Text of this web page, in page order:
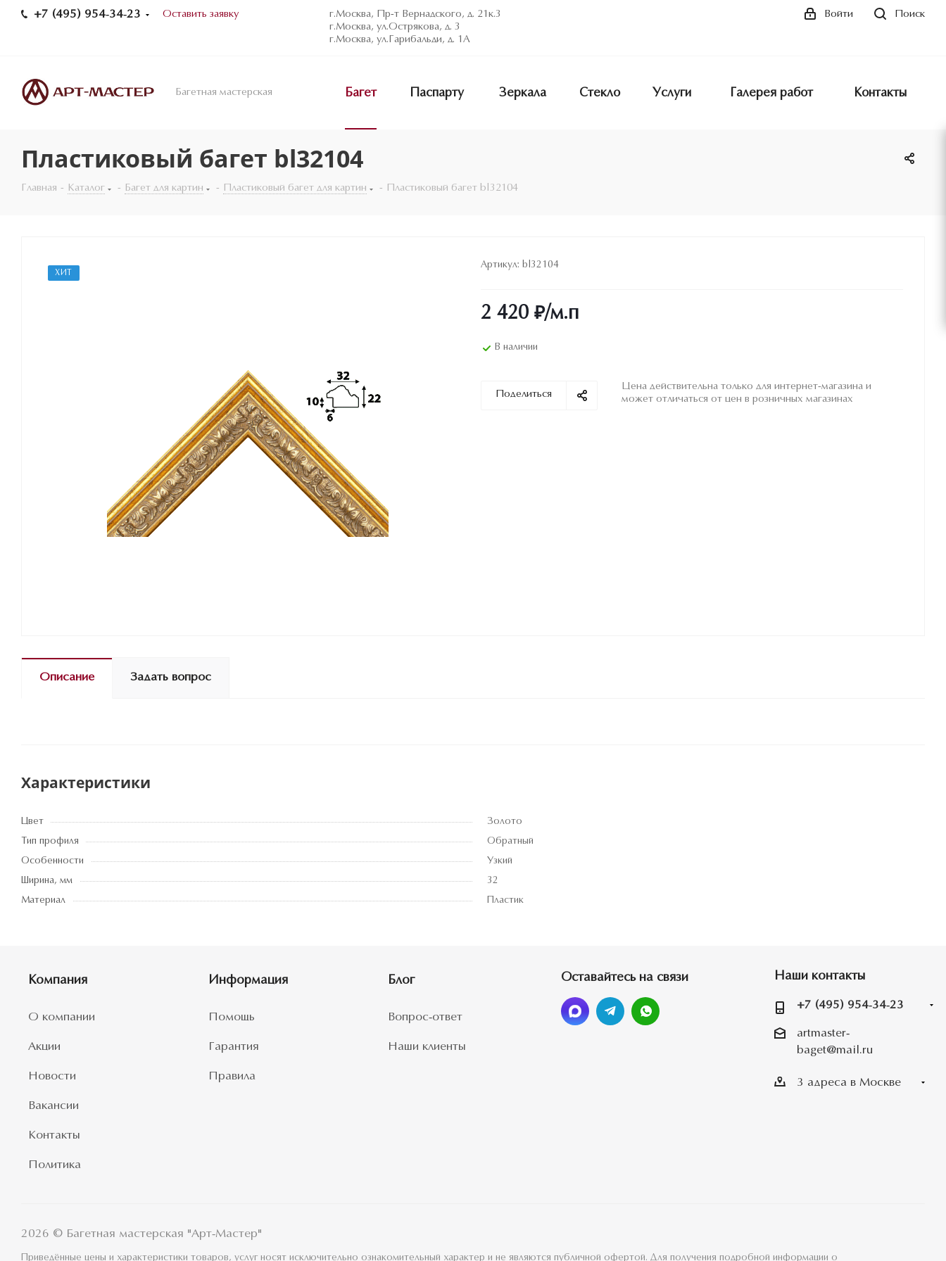
+7 (495) 954-34-23 Оставить заявку
г.Москва, Пр-т Вернадского, д. 21к.3
г.Москва, ул.Острякова, д. 3
г.Москва, ул.Гарибальди, д. 1А
Поиск
Войти
Багетная мастерская Багет Паспарту Зеркала Стекло Услуги Галерея работ Контакты
Пластиковый багет bl32104
Главная - Каталог - Багет для картин - Пластиковый багет для картин - Пластиковый багет bl32104
ХИТ
Артикул: bl32104
2 420 ₽/м.п
В наличии
Поделиться
Цена действительна только для интернет-магазина и
может отличаться от цен в розничных магазинах
Описание Задать вопрос
Характеристики
Цвет
Золото
Тип профиля
Обратный
Особенности
Узкий
Ширина, мм
32
Материал
Пластик
Компания
О компании
Акции
Новости
Вакансии
Контакты
Политика
Информация
Помощь
Гарантия
Правила
Блог
Вопрос-ответ
Наши клиенты
Оставайтесь на связи Наши контакты
+7 (495) 954-34-23
artmaster-
baget@mail.ru
3 адреса в Москве
2026 © Багетная мастерская "Арт-Мастер"
Приведённые цены и характеристики товаров, услуг носят исключительно ознакомительный характер и не являются публичной офертой. Для получения подробной информации о